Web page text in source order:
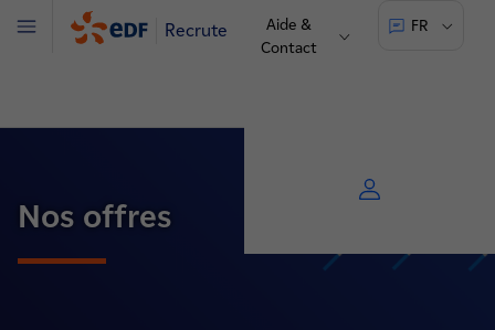
Recrute
Aide &
Contact
FR
Menu
Nos offres